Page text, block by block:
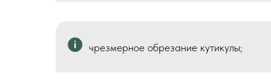
чрезмерное обрезание кутикулы;